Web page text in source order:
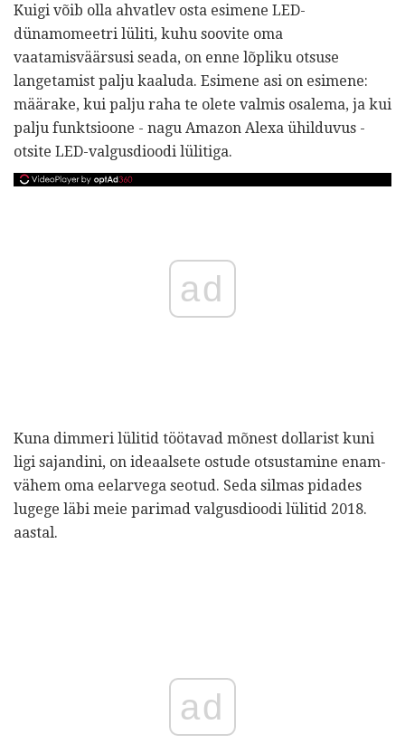
Kuigi võib olla ahvatlev osta esimene LED-
dünamomeetri lüliti, kuhu soovite oma
vaatamisväärsusi seada, on enne lõpliku otsuse
langetamist palju kaaluda. Esimene asi on esimene:
määrake, kui palju raha te olete valmis osalema, ja kui
palju funktsioone - nagu Amazon Alexa ühilduvus -
otsite LED-valgusdioodi lülitiga.
ad
Kuna dimmeri lülitid töötavad mõnest dollarist kuni
ligi sajandini, on ideaalsete ostude otsustamine enam-
vähem oma eelarvega seotud. Seda silmas pidades
lugege läbi meie parimad valgusdioodi lülitid 2018.
aastal.
ad